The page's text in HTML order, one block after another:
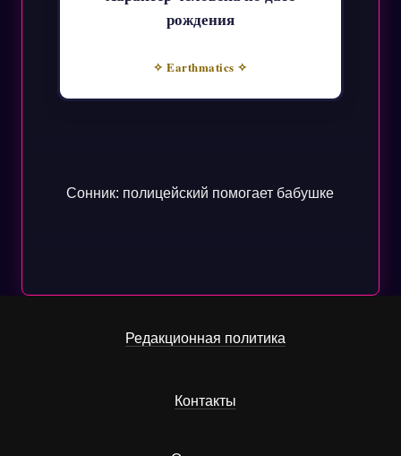
рождения
✧ Earthmatics ✧
Сонник: полицейский помогает бабушке
Редакционная политика
Контакты